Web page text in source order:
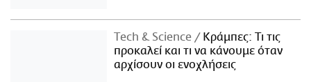
Τech & Science
Κράμπες: Τι τις
προκαλεί και τι να κάνουμε όταν
αρχίσουν οι ενοχλήσεις